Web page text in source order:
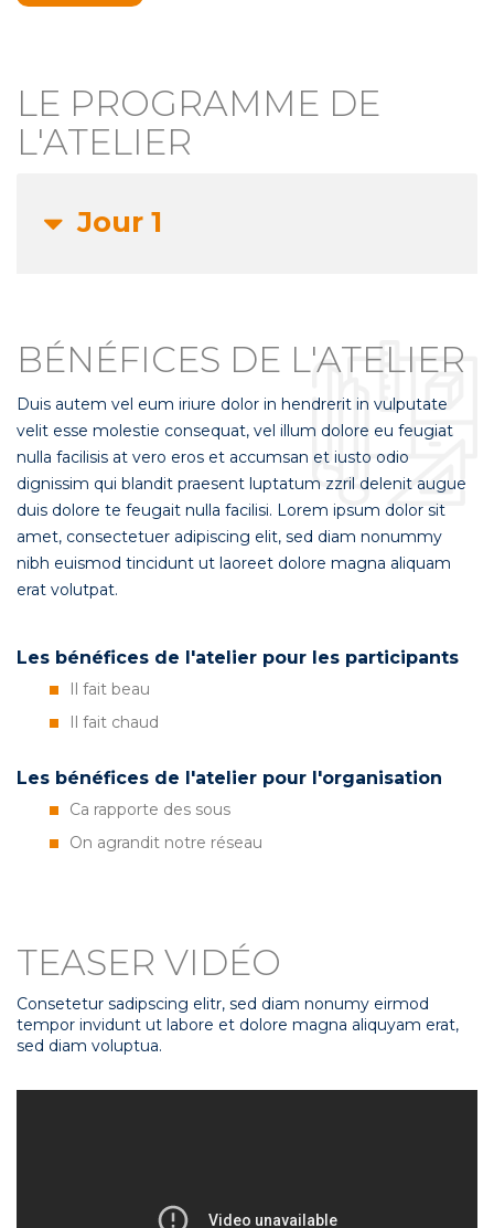
LE PROGRAMME DE
L'ATELIER
Jour 1
BÉNÉFICES DE L'ATELIER
Duis autem vel eum iriure dolor in hendrerit in vulputate
velit esse molestie consequat, vel illum dolore eu feugiat
nulla facilisis at vero eros et accumsan et iusto odio
dignissim qui blandit praesent luptatum zzril delenit augue
duis dolore te feugait nulla facilisi. Lorem ipsum dolor sit
amet, consectetuer adipiscing elit, sed diam nonummy
nibh euismod tincidunt ut laoreet dolore magna aliquam
erat volutpat.
Les bénéfices de l'atelier pour les participants
Il fait beau
Il fait chaud
Les bénéfices de l'atelier pour l'organisation
Ca rapporte des sous
On agrandit notre réseau
TEASER VIDÉO
Consetetur sadipscing elitr, sed diam nonumy eirmod
tempor invidunt ut labore et dolore magna aliquyam erat,
sed diam voluptua.